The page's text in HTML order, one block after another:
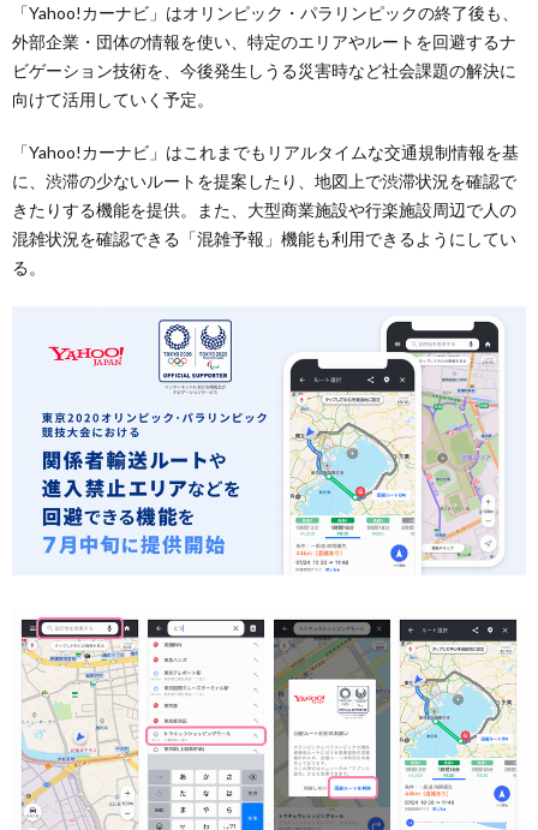
「Yahoo!カーナビ」はオリンピック・パラリンピックの終了後も、
外部企業・団体の情報を使い、特定のエリアやルートを回避するナ
ビゲーション技術を、今後発生しうる災害時など社会課題の解決に
向けて活用していく予定。
「Yahoo!カーナビ」はこれまでもリアルタイムな交通規制情報を基
に、渋滞の少ないルートを提案したり、地図上で渋滞状況を確認で
きたりする機能を提供。また、大型商業施設や行楽施設周辺で人の
混雑状況を確認できる「混雑予報」機能も利用できるようにしてい
る。